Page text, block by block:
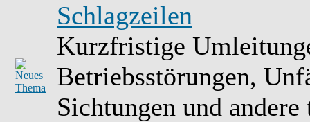
Schlagzeilen
Kurzfristige
Betriebsstörungen,
Sichtungen und